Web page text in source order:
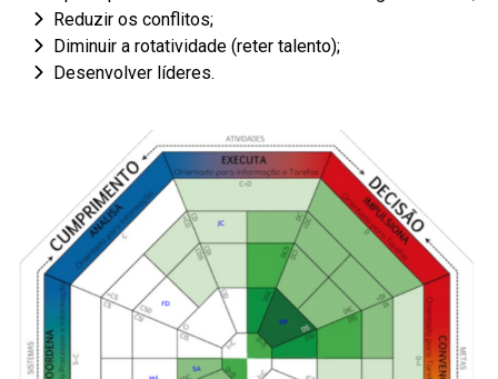
Reduzir os conflitos;
Diminuir a rotatividade (reter talento);
Desenvolver líderes.